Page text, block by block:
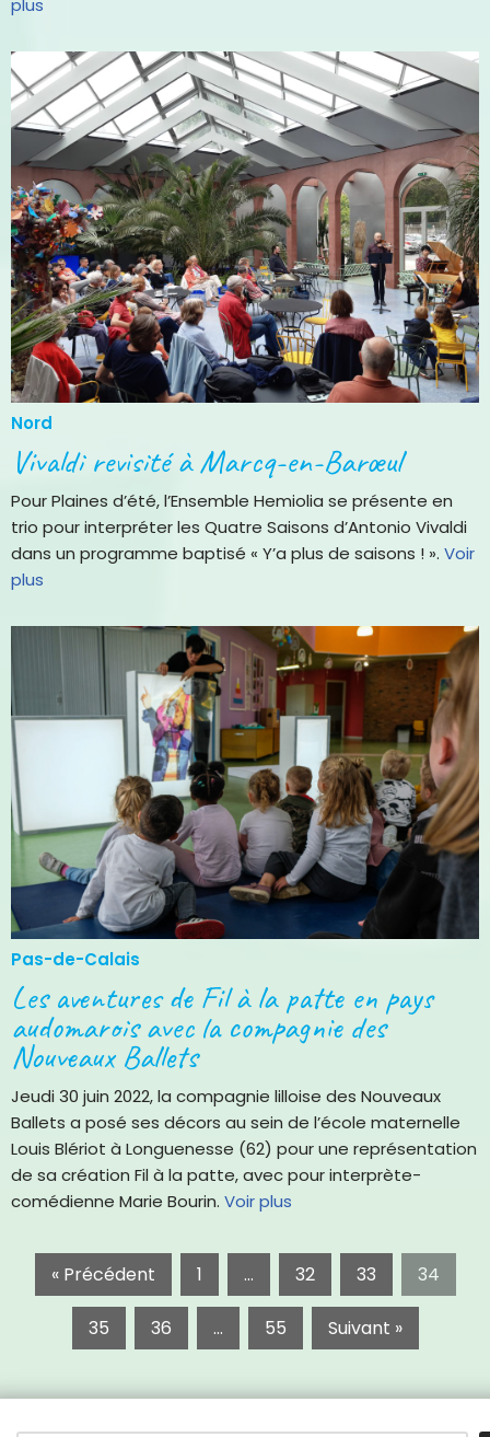
plus
Nord
Vivaldi revisité à Marcq-en-Barœul
Pour Plaines d’été, l’Ensemble Hemiolia se présente en
trio pour interpréter les Quatre Saisons d’Antonio Vivaldi
dans un programme baptisé « Y’a plus de saisons ! ». Voir
plus
Pas-de-Calais
Les aventures de Fil à la patte en pays
audomarois avec la compagnie des
Nouveaux Ballets
Jeudi 30 juin 2022, la compagnie lilloise des Nouveaux
Ballets a posé ses décors au sein de l’école maternelle
Louis Blériot à Longuenesse (62) pour une représentation
de sa création Fil à la patte, avec pour interprète-
comédienne Marie Bourin. Voir plus
« Précédent 1 … 32 33 34
35 36 … 55 Suivant »